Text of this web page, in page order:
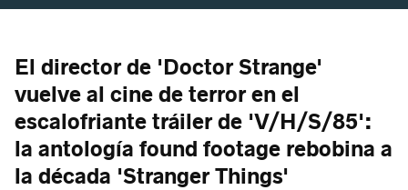
El director de 'Doctor Strange'
vuelve al cine de terror en el
escalofriante tráiler de 'V/H/S/85':
la antología found footage rebobina a
la década 'Stranger Things'